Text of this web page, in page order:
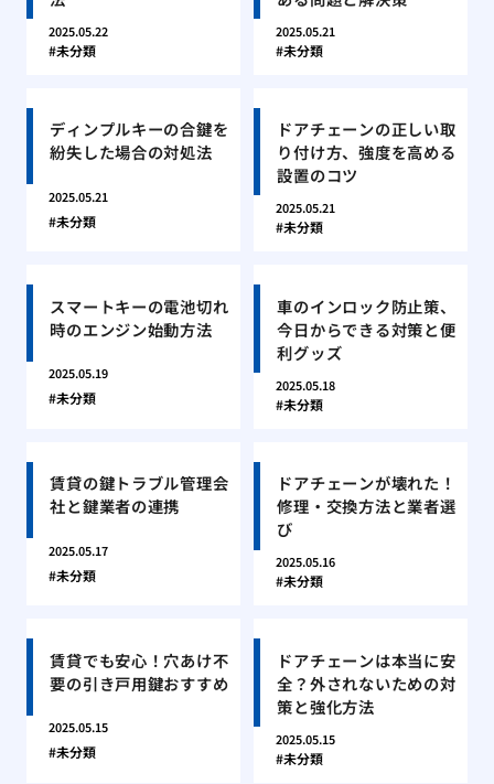
2025.05.22
未分類
2025.05.21
未分類
ディンプルキーの合鍵を
紛失した場合の対処法
2025.05.21
未分類
ドアチェーンの正しい取
り付け方、強度を高める
設置のコツ
2025.05.21
未分類
スマートキーの電池切れ
時のエンジン始動方法
2025.05.19
未分類
車のインロック防止策、
今日からできる対策と便
利グッズ
2025.05.18
未分類
賃貸の鍵トラブル管理会
社と鍵業者の連携
2025.05.17
未分類
ドアチェーンが壊れた！
修理・交換方法と業者選
び
2025.05.16
未分類
賃貸でも安心！穴あけ不
要の引き戸用鍵おすすめ
2025.05.15
未分類
ドアチェーンは本当に安
全？外されないための対
策と強化方法
2025.05.15
未分類